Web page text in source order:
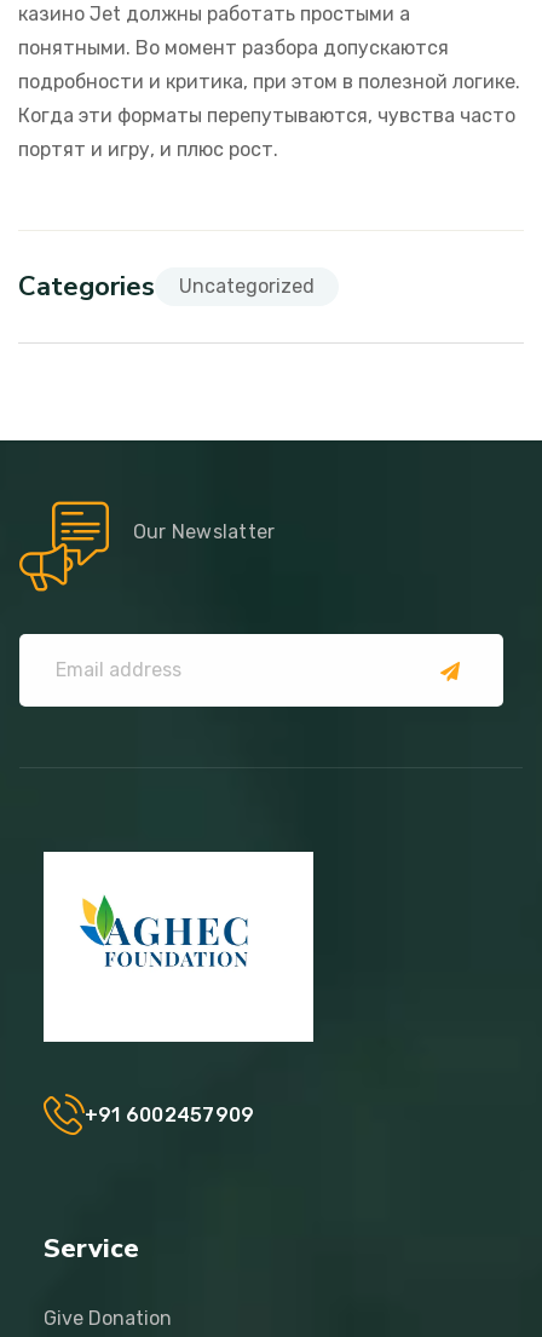
казино Jet должны работать простыми а
понятными. Во момент разбора допускаются
подробности и критика, при этом в полезной логике.
Когда эти форматы перепутываются, чувства часто
портят и игру, и плюс рост.
Categories Uncategorized
Our Newslatter
+91 6002457909
Service
Give Donation